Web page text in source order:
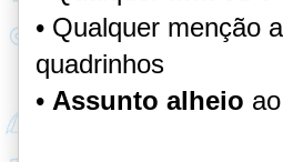
• Qualquer menção a
quadrinhos
• Assunto alheio